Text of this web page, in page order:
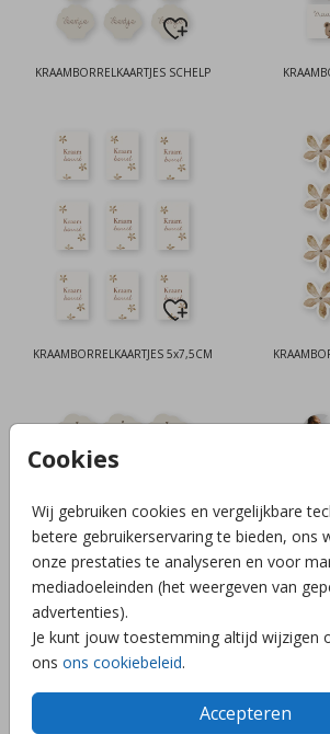
Cookies
Wij gebruiken cookies en vergelijkbare
betere gebruikerservaring te bieden, ons
onze prestaties te analyseren en voor
mediadoeleinden (het weergeven van
advertenties).
Je kunt jouw toestemming altijd wijzigen
ons ons cookiebeleid.
Accepteren
KRAAMBORRELKAARTJES SCHELP
KRAAMBORRELKAARTJES 5x7,5CM
15x WOLKLABELS